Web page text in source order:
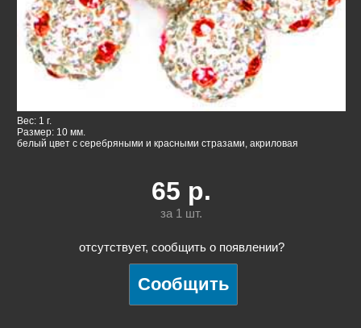
Вес: 1 г.
Размер: 10 мм.
белый цвет с серебряными и красными стразами, акриловая
65 р.
за 1 шт.
отсутствует, сообщить о появлении?